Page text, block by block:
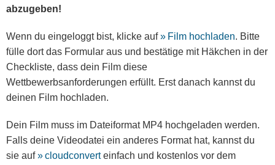
abzugeben!
Wenn du eingeloggt bist, klicke auf Film hochladen. Bitte
fülle dort das Formular aus und bestätige mit Häkchen in der
Checkliste, dass dein Film diese
Wettbewerbsanforderungen erfüllt. Erst danach kannst du
deinen Film hochladen.
Dein Film muss im Dateiformat MP4 hochgeladen werden.
Falls deine Videodatei ein anderes Format hat, kannst du
sie auf
cloudconverteinfach und kostenlos vor dem